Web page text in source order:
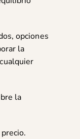
opciones
la
la